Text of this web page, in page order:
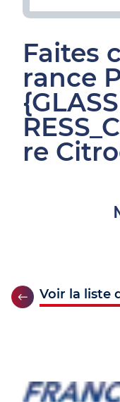
Faites
rance
re
Voir la liste